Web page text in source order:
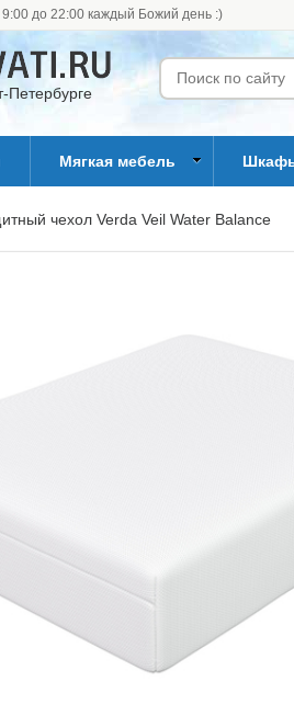
9:00 до 22:00 каждый Божий день :)
Петербурге
Мягкая мебель
чехол Verda Veil Water Balance